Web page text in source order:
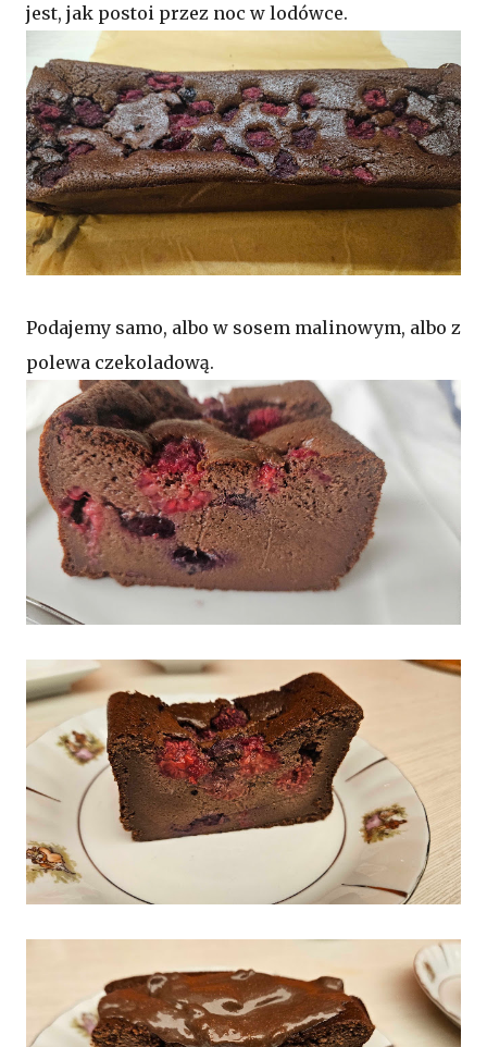
jest, jak postoi przez noc w lodówce.
Podajemy samo, albo w sosem malinowym, albo z
polewa czekoladową.